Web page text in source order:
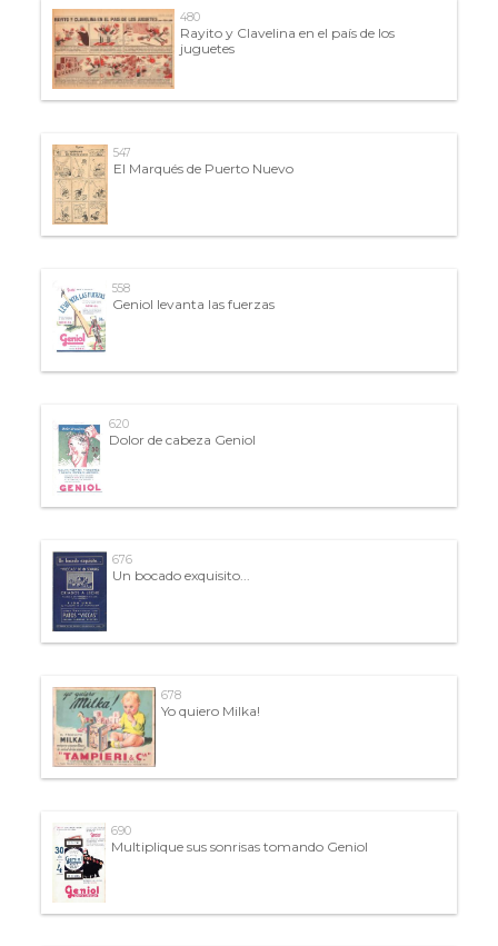
480
Rayito y Clavelina en el país de los
juguetes
547
El Marqués de Puerto Nuevo
558
Geniol levanta las fuerzas
620
Dolor de cabeza Geniol
676
Un bocado exquisito...
678
Yo quiero Milka!
690
Multiplique sus sonrisas tomando Geniol